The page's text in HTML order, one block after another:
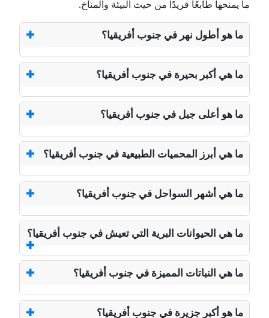
ما يمنحها طابعًا فريدًا من حيث البيئة والمناخ.
ما هو أطول نهر في جنوب أفريقيا؟
ما هي أكبر بحيرة في جنوب أفريقيا؟
ما هو أعلى جبل في جنوب أفريقيا؟
ما هي أبرز المحميات الطبيعية في جنوب أفريقيا؟
ما هي أشهر السواحل في جنوب أفريقيا؟
ما هي الحيوانات البرية التي تعيش في جنوب أفريقيا؟
ما هي النباتات المميزة في جنوب أفريقيا؟
ما هو أكبر جزيرة في جنوب أفريقيا؟